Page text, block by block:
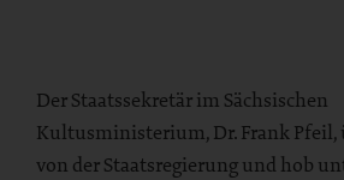
Der Staatssekretär im Sächsischen
Kultusministerium, Dr. Frank Pfeil,
von der Staatsregierung und hob